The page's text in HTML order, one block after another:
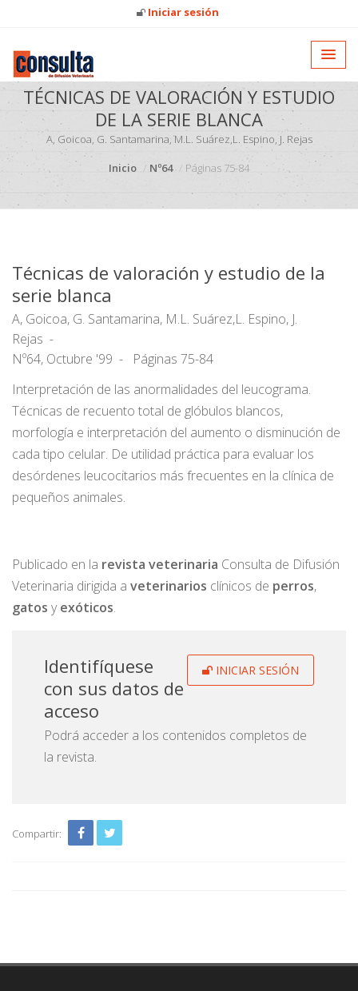
Iniciar sesión
TÉCNICAS DE VALORACIÓN Y ESTUDIO
DE LA SERIE BLANCA
A, Goicoa, G. Santamarina, M.L. Suárez,L. Espino, J. Rejas
Inicio
Nº64 Páginas 75-84
Técnicas de valoración y estudio de la
serie blanca
A, Goicoa, G. Santamarina, M.L. Suárez,L. Espino, J.
Rejas
Nº64, Octubre '99
Páginas 75-84
Interpretación de las anormalidades del leucograma.
Técnicas de recuento total de glóbulos blancos,
morfología e interpretación del aumento o disminución de
cada tipo celular. De utilidad práctica para evaluar los
desórdenes leucocitarios más frecuentes en la clínica de
pequeños animales.
Publicado en la revista veterinaria Consulta de Difusión
Veterinaria dirigida a veterinarios clínicos de perros,
gatos yexóticos.
INICIAR SESIÓN
Identifíquese
con sus datos de
acceso
Podrá acceder a los contenidos completos de
la revista.
Compartir: